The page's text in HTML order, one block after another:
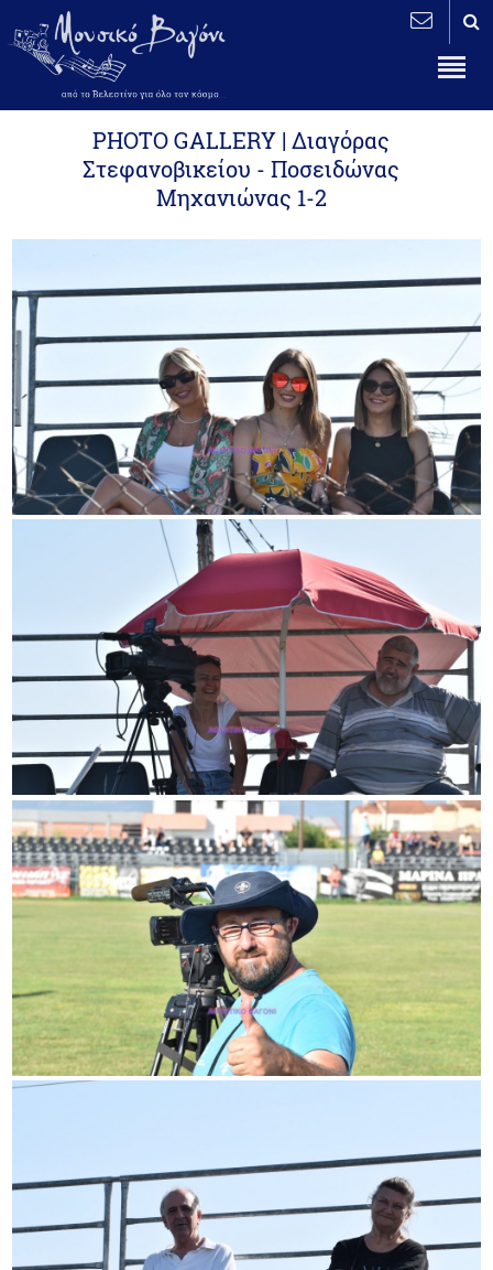
PHOTO GALLERY | Διαγόρας
Στεφανοβικείου - Ποσειδώνας
Μηχανιώνας 1-2